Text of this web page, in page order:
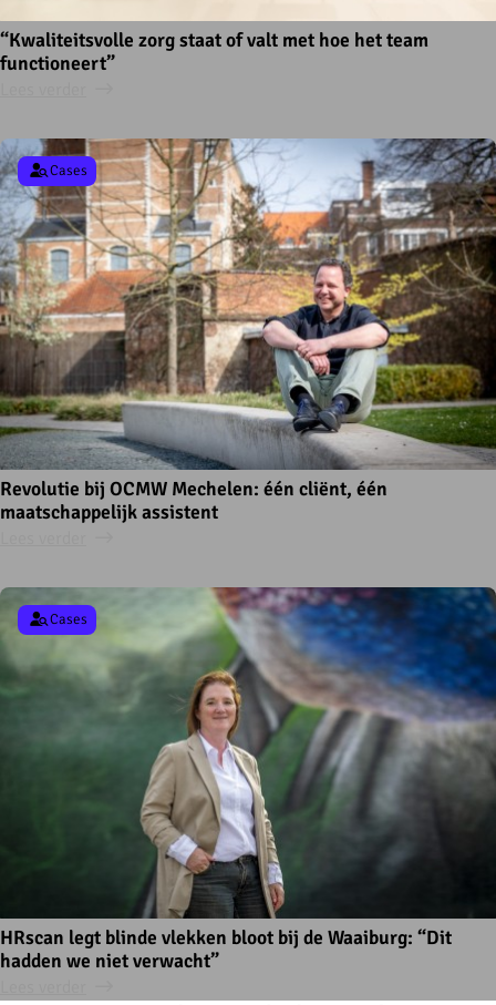
“Kwaliteitsvolle zorg staat of valt met hoe het team
functioneert”
Revolutie bij OCMW Mechelen: één cliënt, één
maatschappelijk assistent
Cases
HRscan legt blinde vlekken bloot bij de Waaiburg: “Dit
hadden we niet verwacht”
Cases